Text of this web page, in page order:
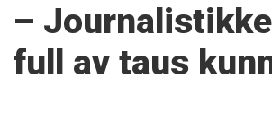
–
full av taus